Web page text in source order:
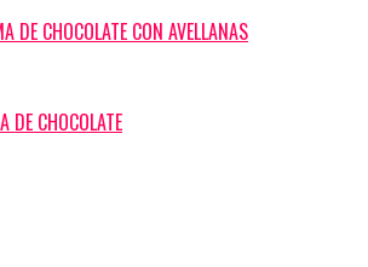
DE CHOCOLATE CON AVELLANAS
DE CHOCOLATE